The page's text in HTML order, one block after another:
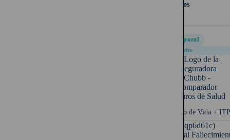
20 años
Temporal
Exclusivo
Seguro de Vida +
UF (-qp6d61c)
Capital